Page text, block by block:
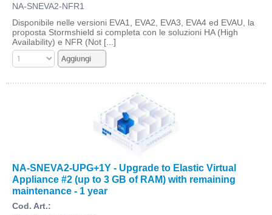
NA-SNEVA2-NFR1
Disponibile nelle versioni EVA1, EVA2, EVA3, EVA4 ed EVAU, la
proposta Stormshield si completa con le soluzioni HA (High
Availability) e NFR (Not [...]
NA-SNEVA2-UPG+1Y - Upgrade to Elastic Virtual
Appliance #2 (up to 3 GB of RAM) with remaining
maintenance - 1 year
Cod. Art.: